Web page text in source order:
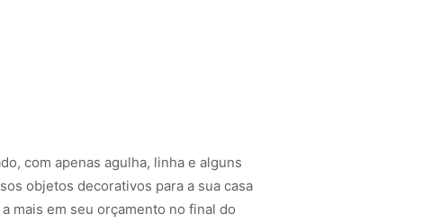
com apenas agulha, linha e alguns
objetos decorativos para a sua casa
mais em seu orçamento no final do